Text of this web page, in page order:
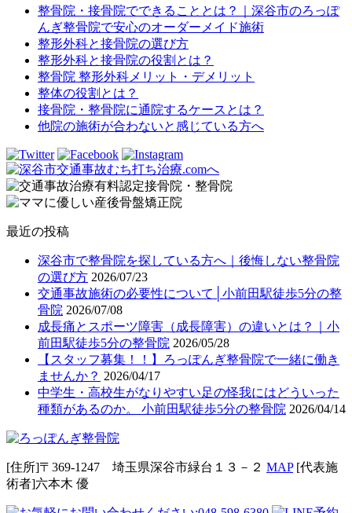
整骨院・接骨院でできることとは？｜深谷市のろっぽ
んぎ整骨院で安心のオーダーメイド施術
整形外科と接骨院の選び方
整形外科と接骨院の役割とは？
整骨院 整形外科メリット・デメリット
整体の役割とは？
接骨院・整骨院に通院するケースとは？
他院の施術が合わないと感じている方へ
最近の投稿
深谷市で整骨院を探している方へ｜後悔しない整骨院
の選び方 2026/07/23
交通事故施術の必要性について│小前田駅徒歩5分の整
骨院 2026/07/08
成長痛とスポーツ障害（成長障害）の違いとは？｜小
前田駅徒歩5分の整骨院 2026/05/28
【スタッフ募集！！】ろっぽんぎ整骨院で一緒に働き
ませんか？ 2026/04/17
中学生・高校生がなりやすい足の怪我にはどういった
種類があるのか。 小前田駅徒歩5分の整骨院 2026/04/14
[住所]〒369-1247 埼玉県深谷市緑台１３－２ MAP[代表施
術者]六本⽊ 優